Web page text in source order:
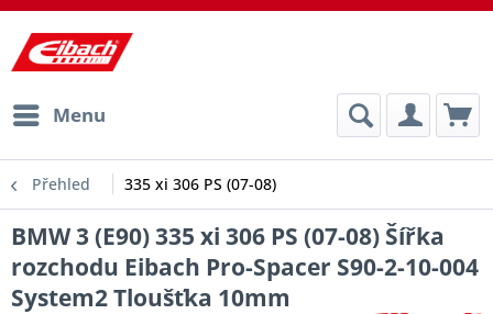
Menu
Přehled 335 xi 306 PS (07-08)
BMW 3 (E90) 335 xi 306 PS (07-08) Šířka
rozchodu Eibach Pro-Spacer S90-2-10-004
System2 Tloušťka 10mm